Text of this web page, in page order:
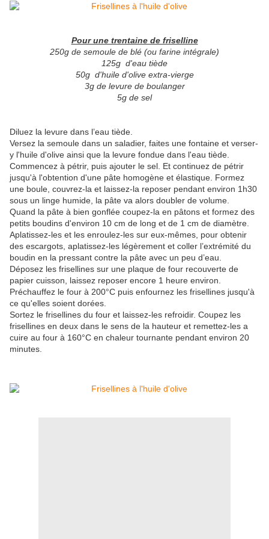
Pour une trentaine de friselline
250g de semoule de blé (ou farine intégrale)
125g d'eau tiède
50g d'huile d'olive extra-vierge
3g de levure de boulanger
5g de sel
Diluez la levure dans l’eau tiède.
Versez la semoule dans un saladier, faites une fontaine et verser-
y l'huile d'olive ainsi que la levure fondue dans l'eau tiède.
Commencez à pétrir, puis ajouter le sel. Et continuez de pétrir
jusqu'à l'obtention d'une pâte homogène et élastique. Formez
une boule, couvrez-la et laissez-la reposer pendant environ 1h30
sous un linge humide, la pâte va alors doubler de volume.
Quand la pâte à bien gonflée coupez-la en pâtons et formez des
petits boudins d'environ 10 cm de long et de 1 cm de diamètre.
Aplatissez-les et les enroulez-les sur eux-mêmes, pour obtenir
des escargots, aplatissez-les légèrement et coller l’extrémité du
boudin en la pressant contre la pâte avec un peu d’eau.
Déposez les frisellines sur une plaque de four recouverte de
papier cuisson, laissez reposer encore 1 heure environ.
Préchauffez le four à 200°C puis enfournez les frisellines jusqu'à
ce qu'elles soient dorées.
Sortez le frisellines du four et laissez-les refroidir. Coupez les
frisellines en deux dans le sens de la hauteur et remettez-les a
cuire au four à 160°C en chaleur tournante pendant environ 20
minutes.